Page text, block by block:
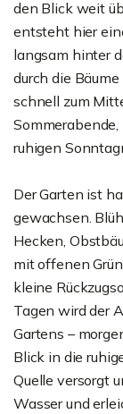
den Blick weit
entsteht hier
langsam hinter
durch die
schnell zum
ruhigen
Der Garten ist
gewachsen.
Hecken,
mit offenen
kleine
Tagen wird der
Gartens –
Blick in die
Quelle versorgt
Wasser und